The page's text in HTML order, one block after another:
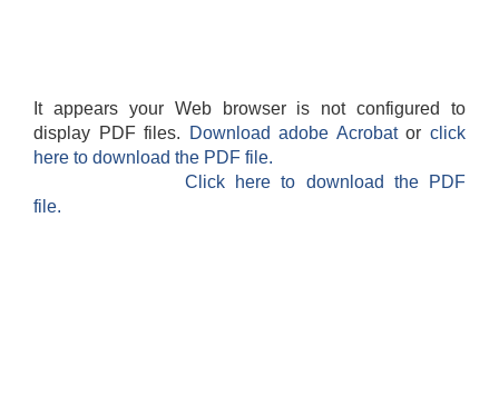
It appears your Web browser is not configured to
display PDF files.
Download adobe Acrobatorclick
here to download the PDF file.
Click here to download the PDF
file.